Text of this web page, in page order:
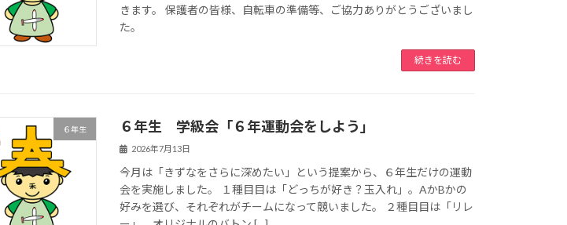
きます。 保護者の皆様、自転車の準備等、ご協力ありがとうございまし
た。
続きを読む
６年生 ６年生 学級会「６年運動会をしよう」
2026年7月13日
今月は「きずなをさらに深めたい」という提案から、６年生だけの運動
会を実施しました。 １種目目は「どっちが好き？玉入れ」。AかBかの
好みを選び、それぞれがチームになって競いました。 ２種目目は「リレ